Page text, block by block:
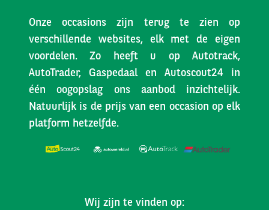
Onze occasions zijn terug te zien op
verschillende websites, elk met de eigen
voordelen. Zo heeft u op Autotrack,
AutoTrader, Gaspedaal en Autoscout24 in
één oogopslag ons aanbod inzichtelijk.
Natuurlijk is de prijs van een occasion op elk
platform hetzelfde.
Wij zijn te vinden op: